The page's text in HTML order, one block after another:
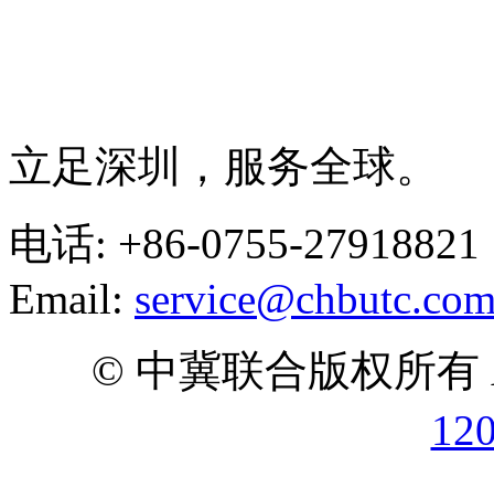
立足深圳，服务全球。
电话: +86-0755-27918821
Email:
© 中冀联合版权所有